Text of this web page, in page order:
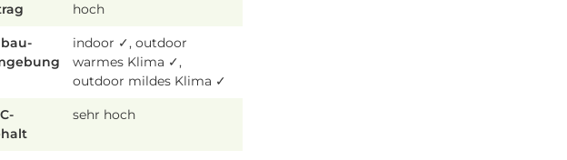
hoch
indoor ✓, outdoor
warmes Klima ✓,
outdoor mildes Klima ✓
sehr hoch